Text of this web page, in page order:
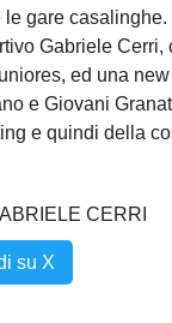
gare
Gabriele Cerri,
ed una
e Giovani
e quindi della
CERRI
su X